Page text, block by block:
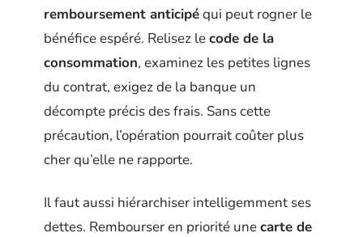
remboursement anticipéqui peut rogner le
bénéfice espéré. Relisez lecode de la
consommation, examinez les petites lignes
du contrat, exigez de la banque un
décompte précis des frais. Sans cette
précaution, l’opération pourrait coûter plus
cher qu’elle ne rapporte.
Il faut aussi hiérarchiser intelligemment ses
dettes. Rembourser en priorité unecarte de